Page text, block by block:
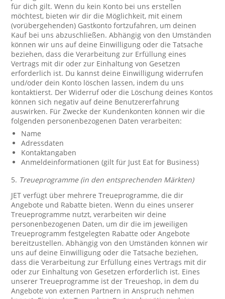
für dich gilt. Wenn du kein Konto bei uns erstellen
möchtest, bieten wir dir die Möglichkeit, mit einem
(vorübergehenden) Gastkonto fortzufahren, um deinen
Kauf bei uns abzuschließen. Abhängig von den Umständen
können wir uns auf deine Einwilligung oder die Tatsache
beziehen, dass die Verarbeitung zur Erfüllung eines
Vertrags mit dir oder zur Einhaltung von Gesetzen
erforderlich ist. Du kannst deine Einwilligung widerrufen
und/oder dein Konto löschen lassen, indem du uns
kontaktierst. Der Widerruf oder die Löschung deines Kontos
können sich negativ auf deine Benutzererfahrung
auswirken. Für Zwecke der Kundenkonten können wir die
folgenden personenbezogenen Daten verarbeiten:
Name
Adressdaten
Kontaktangaben
Anmeldeinformationen (gilt für Just Eat for Business)
5. Treueprogramme (in den entsprechenden Märkten)
JET verfügt über mehrere Treueprogramme, die dir
Angebote und Rabatte bieten. Wenn du eines unserer
Treueprogramme nutzt, verarbeiten wir deine
personenbezogenen Daten, um dir die im jeweiligen
Treueprogramm festgelegten Rabatte oder Angebote
bereitzustellen. Abhängig von den Umständen können wir
uns auf deine Einwilligung oder die Tatsache beziehen,
dass die Verarbeitung zur Erfüllung eines Vertrags mit dir
oder zur Einhaltung von Gesetzen erforderlich ist. Eines
unserer Treueprogramme ist der Treueshop, in dem du
Angebote von externen Partnern in Anspruch nehmen